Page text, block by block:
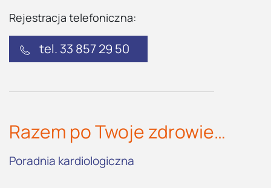
Rejestracja telefoniczna:
tel. 33 857 29 50
Razem po Twoje zdrowie…
Poradnia kardiologiczna